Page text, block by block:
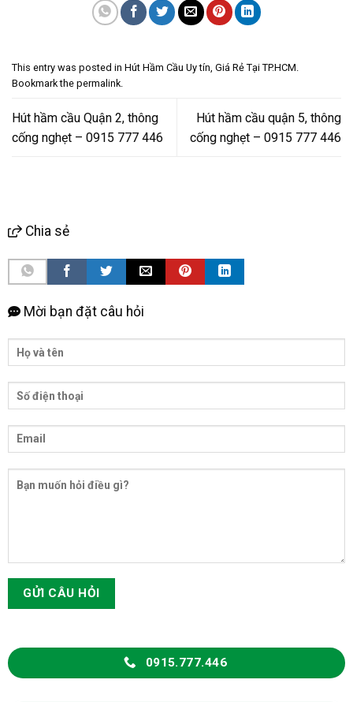
This entry was posted in Hút Hầm Cầu Uy tín, Giá Rẻ Tại TP.HCM
Bookmark the permalink
Hút hầm cầu Quận 2, thông
cống nghẹt – 0915 777 446
Hút hầm cầu quận 5, thông
cống nghẹt – 0915 777 446
Chia sẻ
Mời bạn đặt câu hỏi
0915.777.446